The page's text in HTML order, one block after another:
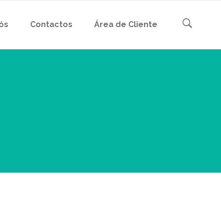
Contactos Área de Cliente